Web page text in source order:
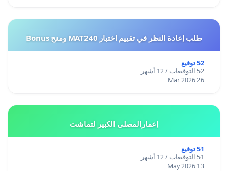
طلب إعادة النظر في تقييم اختبار MAT240 ومنح Bonus
52 توقيع
52 التوقيعات / 12 أشهر
26 Mar 2026
إعمارالمصلى الكبير لتماشت
51 توقيع
51 التوقيعات / 12 أشهر
13 May 2026